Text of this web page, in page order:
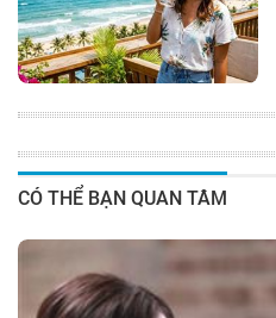
CÓ THỂ BẠN QUAN TÂM